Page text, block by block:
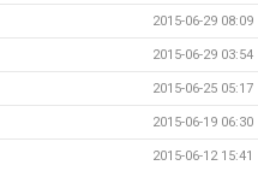
2015-06-29 08:09
2015-06-29 03:54
2015-06-25 05:17
2015-06-19 06:30
2015-06-12 15:41